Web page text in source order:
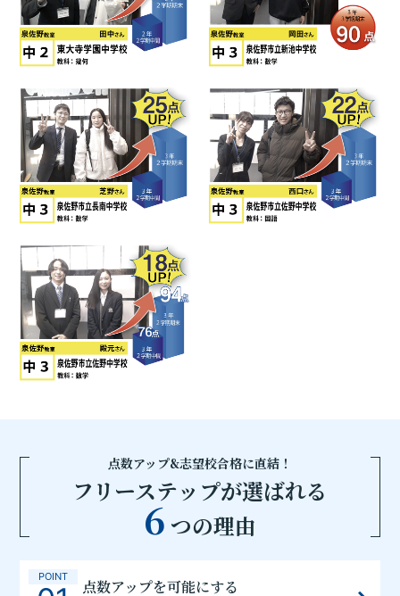
点数アップ&志望校合格に直結！
フリーステップが選ばれる
6 つの理由
POINT 点数アップを可能にする